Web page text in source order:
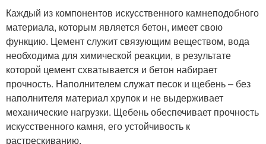
Каждый из компонентов искусственного камнеподобного
материала, которым является бетон, имеет свою
функцию. Цемент служит связующим веществом, вода
необходима для химической реакции, в результате
которой цемент схватывается и бетон набирает
прочность. Наполнителем служат песок и щебень – без
наполнителя материал хрупок и не выдерживает
механические нагрузки. Щебень обеспечивает прочность
искусственного камня, его устойчивость к
растрескиванию.